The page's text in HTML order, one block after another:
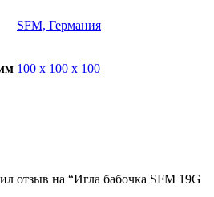
SFM, Германия
100 х 100 х 100
отзыв на “Игла бабочка SFM 19G